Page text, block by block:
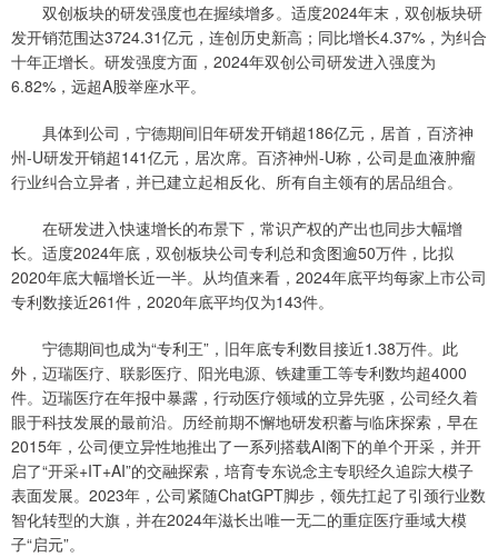
双创板块的研发强度也在握续增多。适度2024年末，双创板块研
发开销范围达3724.31亿元，连创历史新高；同比增长4.37%，为纠合
十年正增长。研发强度方面，2024年双创公司研发进入强度为
6.82%，远超A股举座水平。
具体到公司，宁德期间旧年研发开销超186亿元，居首，百济神
州-U研发开销超141亿元，居次席。百济神州-U称，公司是血液肿瘤
行业纠合立异者，并已建立起相反化、所有自主领有的居品组合。
在研发进入快速增长的布景下，常识产权的产出也同步大幅增
长。适度2024年底，双创板块公司专利总和贪图逾50万件，比拟
2020年底大幅增长近一半。从均值来看，2024年底平均每家上市公司
专利数接近261件，2020年底平均仅为143件。
宁德期间也成为“专利王”，旧年底专利数目接近1.38万件。此
外，迈瑞医疗、联影医疗、阳光电源、铁建重工等专利数均超4000
件。迈瑞医疗在年报中暴露，行动医疗领域的立异先驱，公司经久着
眼于科技发展的最前沿。历经前期不懈地研发积蓄与临床探索，早在
2015年，公司便立异性地推出了一系列搭载AI阁下的单个开采，并开
启了“开采+IT+AI”的交融探索，培育专东说念主专职经久追踪大模子
表面发展。2023年，公司紧随ChatGPT脚步，领先扛起了引颈行业数
智化转型的大旗，并在2024年滋长出唯一无二的重症医疗垂域大模
子“启元”。